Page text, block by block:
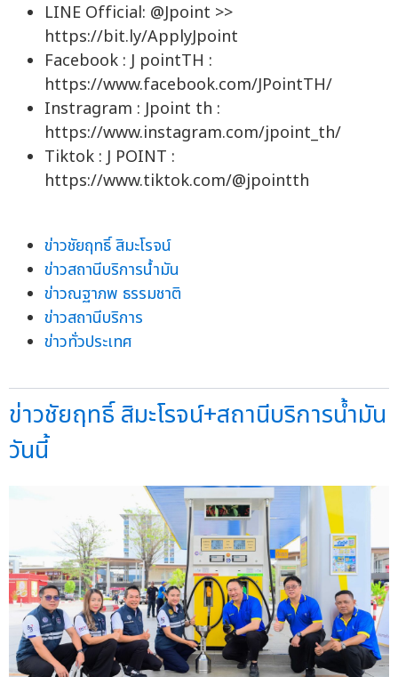
LINE Official: @Jpoint >>
https://bit.ly/ApplyJpoint
Facebook : J pointTH :
https://www.facebook.com/JPointTH/
Instragram : Jpoint th :
https://www.instagram.com/jpoint_th/
Tiktok : J POINT :
https://www.tiktok.com/@jpointth
ข่าวชัยฤทธิ์ สิมะโรจน์
ข่าวสถานีบริการน้ำมัน
ข่าวณฐาภพ ธรรมชาติ
ข่าวสถานีบริการ
ข่าวทั่วประเทศ
ข่าวชัยฤทธิ์ สิมะโรจน์+สถานีบริการน้ำมัน
วันนี้